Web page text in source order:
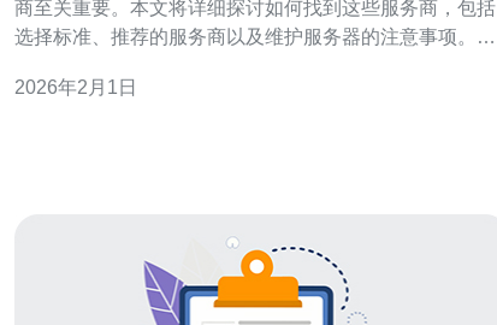
商至关重要。本文将详细探讨如何找到这些服务商，包括
选择标准、推荐的服务商以及维护服务器的注意事项。通
服务器解决方案。 为什么选择美国高防服务器服务商？ 美
2026年2月1日